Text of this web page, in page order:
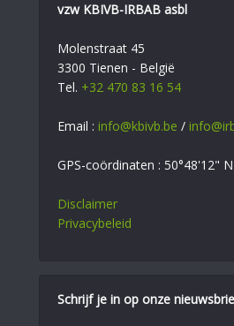
vzw KBIVB-IRBAB asbl
Molenstraat 45
3300 Tienen - België
Tel. +32 470 83 16 54
Email : info@kbivb.be /
GPS-coördinaten : 50°48'12"
Disclaimer
Privacybeleid
Schrijf je in op onze